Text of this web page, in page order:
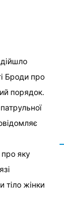
Броди про
порядок.
яку
тіло жінки